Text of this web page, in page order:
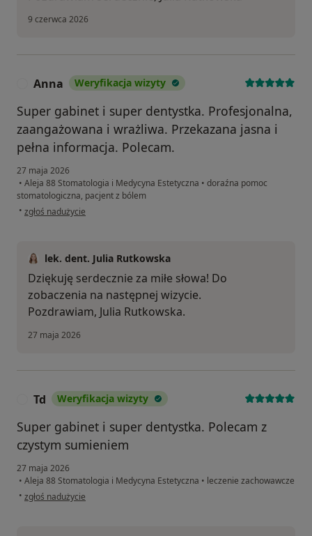
9 czerwca 2026
Anna Weryfikacja wizyty
Super gabinet i super dentystka. Profesjonalna,
zaangażowana i wrażliwa. Przekazana jasna i
pełna informacja. Polecam.
27 maja 2026
• Aleja 88 Stomatologia i Medycyna Estetyczna • doraźna pomoc
stomatologiczna, pacjent z bólem
• w opinii użytkownika Anna
zgłoś nadużycie
lek. dent. Julia Rutkowska
Dziękuję serdecznie za miłe słowa! Do
zobaczenia na następnej wizycie.
Pozdrawiam, Julia Rutkowska.
27 maja 2026
Td Weryfikacja wizyty
Super gabinet i super dentystka. Polecam z
czystym sumieniem
27 maja 2026
• Aleja 88 Stomatologia i Medycyna Estetyczna • leczenie zachowawcze
• w opinii użytkownika Td
zgłoś nadużycie